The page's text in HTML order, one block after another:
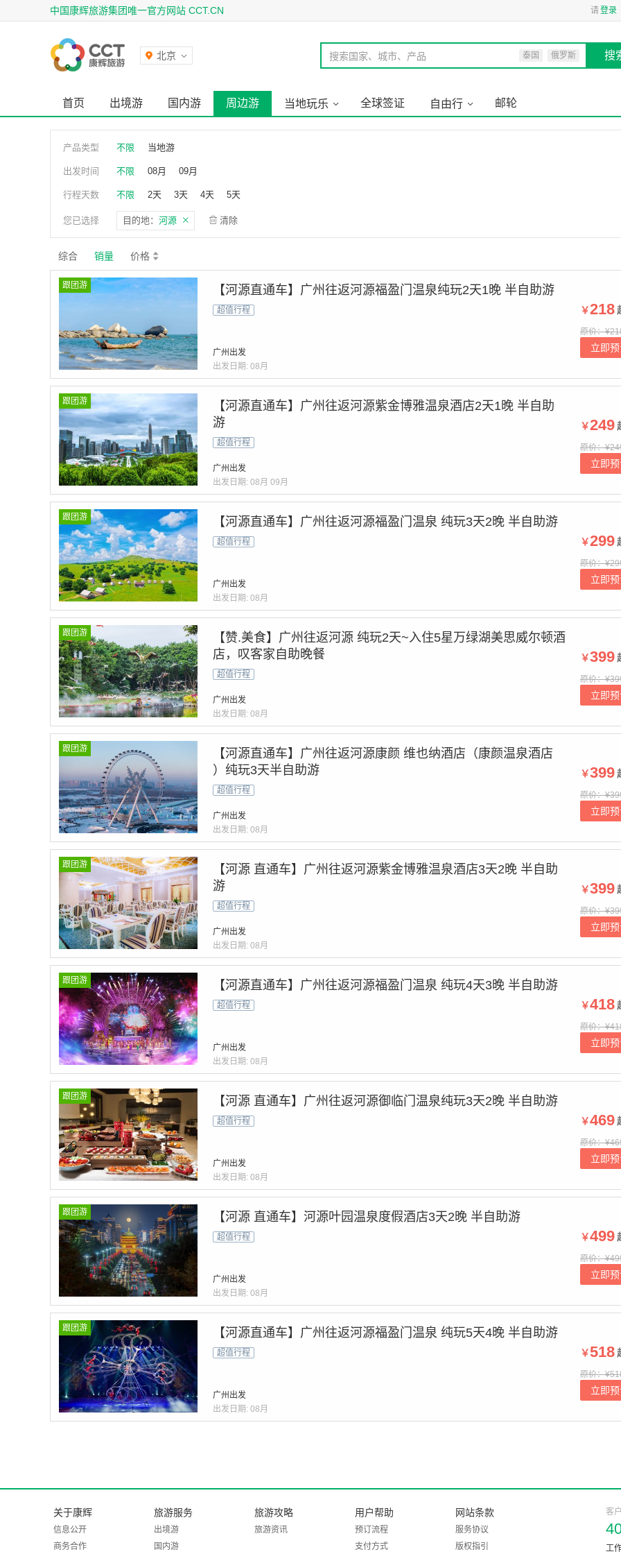
中国康辉旅游集团唯一官方网站 CCT.CN 请登录
北京 搜索国家、城市、产品 泰国 俄罗斯 搜
首页 出境游 国内游 周边游 当地玩乐 全球签证 自由行 邮轮
产品类型 不限 当地游
出发时间 不限 08月 09月
行程天数 不限 2天 3天 4天 5天
您已选择 目的地： 河源 清除
综合 销量 价格
跟团游 【河源直通车】广州往返河源福盈门温泉纯玩2天1晚 半自助游
超值行程
广州出发
出发日期: 08月
￥218
原价：
立即
跟团游
【河源直通车】广州往返河源紫金博雅温泉酒店2天1晚 半自助
游
超值行程
广州出发
出发日期: 08月 09月
￥249
原价：
立即
跟团游 【河源直通车】广州往返河源福盈门温泉 纯玩3天2晚 半自助游
超值行程
广州出发
出发日期: 08月
￥299
原价：
立即
跟团游
【赞.美食】广州往返河源 纯玩2天~入住5星万绿湖美思威尔顿酒
店，叹客家自助晚餐
超值行程
广州出发
出发日期: 08月
￥399
原价：
立即
跟团游
【河源直通车】广州往返河源康颜 维也纳酒店（康颜温泉酒店
）纯玩3天半自助游
超值行程
广州出发
出发日期: 08月
￥399
原价：
立即
跟团游
【河源 直通车】广州往返河源紫金博雅温泉酒店3天2晚 半自助
游
超值行程
广州出发
出发日期: 08月
￥399
原价：
立即
跟团游 【河源直通车】广州往返河源福盈门温泉 纯玩4天3晚 半自助游
超值行程
广州出发
出发日期: 08月
￥418
原价：
立即
跟团游 【河源 直通车】广州往返河源御临门温泉纯玩3天2晚 半自助游
超值行程
广州出发
出发日期: 08月
￥469
原价：
立即
跟团游 【河源 直通车】河源叶园温泉度假酒店3天2晚 半自助游
超值行程
广州出发
出发日期: 08月
￥499
原价：
立即
跟团游 【河源直通车】广州往返河源福盈门温泉 纯玩5天4晚 半自助游
超值行程
广州出发
出发日期: 08月
￥518
原价：
立即
关于康辉
信息公开
商务合作
旅游服务
出境游
国内游
旅游攻略
旅游资讯
用户帮助
预订流程
支付方式
网站条款
服务协议
版权指引
客
工